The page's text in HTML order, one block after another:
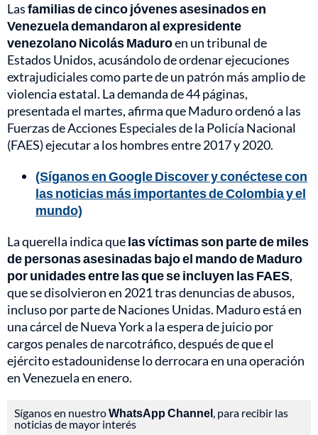
Lasfamilias de cinco jóvenes asesinados en
Venezuela demandaron al expresidente
venezolano Nicolás Maduroen un tribunal de
Estados Unidos, acusándolo de ordenar ejecuciones
extrajudiciales como parte de un patrón más amplio de
violencia estatal. La demanda de 44 páginas,
presentada el martes, afirma que Maduro ordenó a las
Fuerzas de Acciones Especiales de la Policía Nacional
(FAES) ejecutar a los hombres entre 2017 y 2020.
(Síganos en Google Discover y conéctese con
las noticias más importantes de Colombia y el
mundo)
La querella indica quelas víctimas son parte de miles
de personas asesinadas bajo el mando de Maduro
por unidades entre las que se incluyen las FAES,
que se disolvieron en 2021 tras denuncias de abusos,
incluso por parte de Naciones Unidas. Maduro está en
una cárcel de Nueva York a la espera de juicio por
cargos penales de narcotráfico, después de que el
ejército estadounidense lo derrocara en una operación
en Venezuela en enero.
Síganos en nuestroWhatsApp Channel, para recibir las
noticias de mayor interés